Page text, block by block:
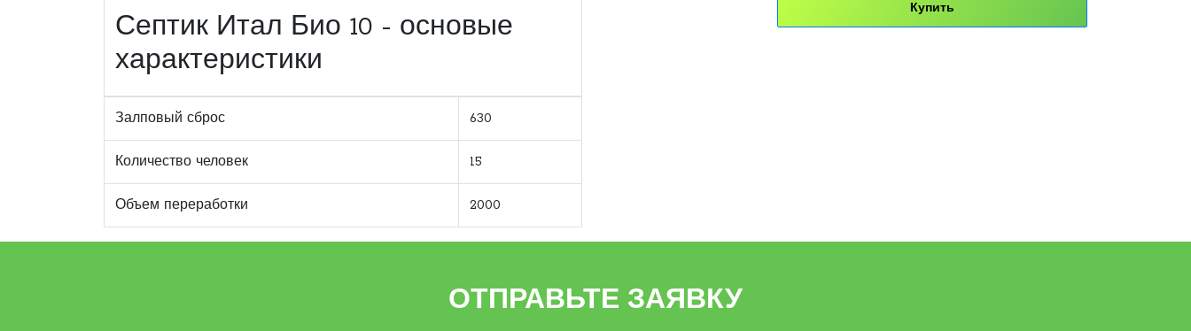
Септик Итал Био 10 - основые
характеристики
Залповый сброс 630
Количество человек 15
Объем переработки 2000
Купить
ОТПРАВЬТЕ ЗАЯВКУ